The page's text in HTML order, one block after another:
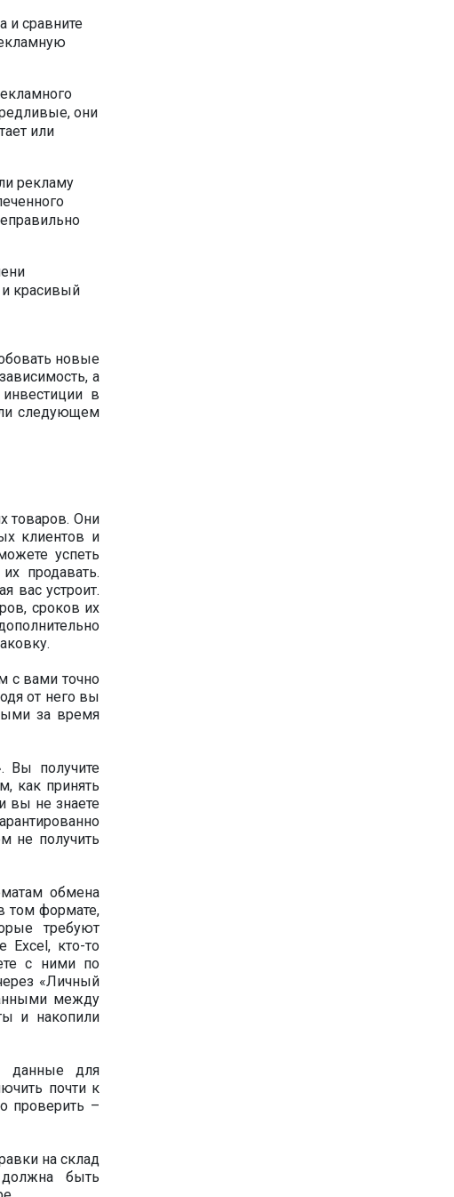
и сравните
они
или
рекламу
и красивый
новые
а
в
следующем
товаров. Они
клиентов и
успеть
продавать.
вас устроит.
сроков их
с вами точно
от него вы
за время
Вы получите
как принять
вы не знаете
не получить
обмена
том формате,
требуют
Excel, кто-то
с ними по
«Личный
между
и накопили
данные для
почти к
проверить –
на склад
быть